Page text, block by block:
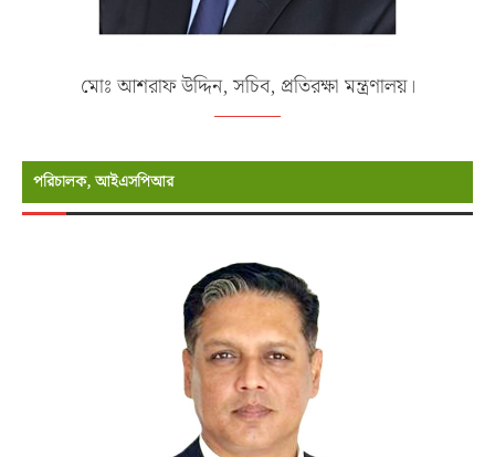
মোঃ আশরাফ উদ্দিন, সচিব, প্রতিরক্ষা মন্ত্রণালয়।
পরিচালক, আইএসপিআর